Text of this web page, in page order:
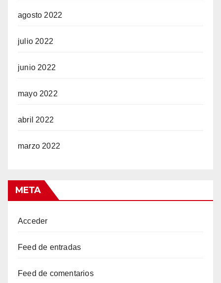
agosto 2022
julio 2022
junio 2022
mayo 2022
abril 2022
marzo 2022
META
Acceder
Feed de entradas
Feed de comentarios